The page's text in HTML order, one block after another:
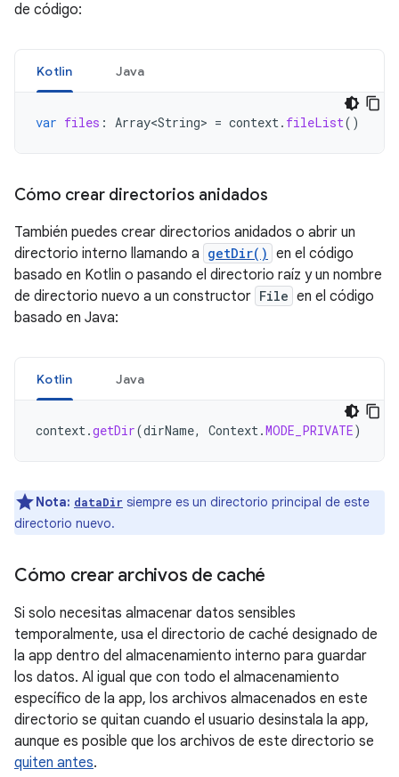
de código:
Kotlin Java
var files : Array<String> = context. fileList()
Cómo crear directorios anidados
También puedes crear directorios anidados o abrir un
directorio interno llamando a getDir() en el código
basado en Kotlin o pasando el directorio raíz y un nombre
de directorio nuevo a un constructor File en el código
basado en Java:
Kotlin Java
context.getDir(dirName, Context.MODE_PRIVATE)
Nota: dataDir siempre es un directorio principal de este
directorio nuevo.
Cómo crear archivos de caché
Si solo necesitas almacenar datos sensibles
temporalmente, usa el directorio de caché designado de
la app dentro del almacenamiento interno para guardar
los datos. Al igual que con todo el almacenamiento
específico de la app, los archivos almacenados en este
directorio se quitan cuando el usuario desinstala la app,
aunque es posible que los archivos de este directorio se
quiten antes.